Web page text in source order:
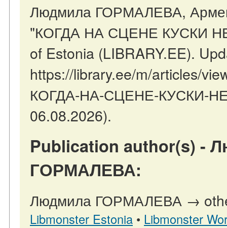
Людмила ГОРМАЛЕВА,
"КОГДА НА СЦЕНЕ КУСКИ
of Estonia (LIBRARY.EE).
https://library.ee/m/articles/
КОГДА-НА-СЦЕНЕ-КУСКИ-
06.08.2026).
Publication author(s) -
ГОРМАЛЕВА:
Людмила ГОРМАЛЕВА →
Libmonster Estonia • Libmonster